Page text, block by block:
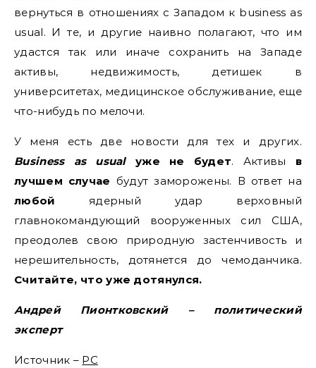
вернуться в отношениях с Западом к business as
usual. И те, и другие наивно полагают, что им
удастся так или иначе сохранить на Западе
активы, недвижимость, детишек в
университетах, медицинское обслуживание, еще
что-нибудь по мелочи.
У меня есть две новости для тех и других.
Business as usual уже не будет. Активы в
лучшем случае будут заморожены. В ответ на
любой ядерный удар верховный
главнокомандующий вооруженных сил США,
преодолев свою природную застенчивость и
нерешительность, дотянется до чемоданчика.
Считайте, что уже дотянулся.
Андрей Пионтковский – политический
эксперт
Источник – РС